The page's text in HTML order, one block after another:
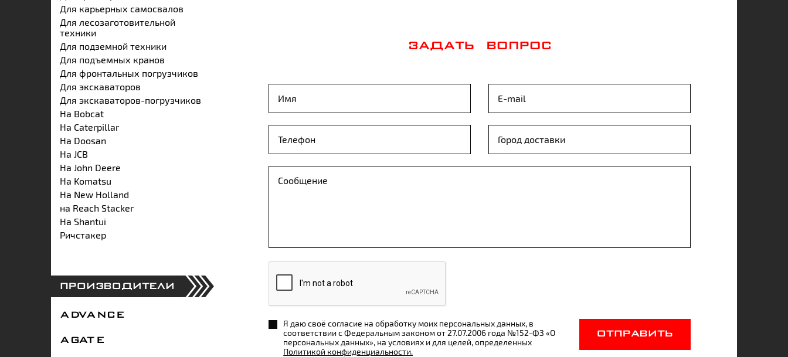
Для карьерных самосвалов
Для лесозаготовительной
техники
Для подземной техники
Для подъемных кранов
Для фронтальных погрузчиков
Для экскаваторов
Для экскаваторов-погрузчиков
На Bobcat
На Caterpillar
На Doosan
На JCB
На John Deere
На Komatsu
На New Holland
на Reach Stacker
На Shantui
Ричстакер
ПРОИЗВОДИТЕЛИ
ADVANCE
AGATE
ЗАДАТЬ ВОПРОС
Я даю своё согласие на обработку моих персональных данных, в
соответствии с Федеральным законом от 27.07.2006 года №152-ФЗ «О
персональных данных», на условиях и для целей, определенных
Политикой конфиденциальности.
ОТПРАВИТЬ